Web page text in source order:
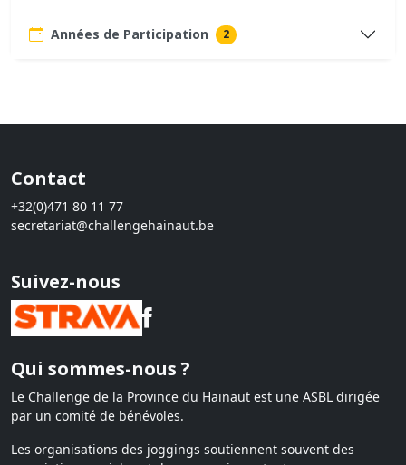
Années de Participation 2
Contact
+32(0)471 80 11 77
secretariat@challengehainaut.be
Suivez-nous
Qui sommes-nous ?
Le Challenge de la Province du Hainaut est une ASBL dirigée
par un comité de bénévoles.
Les organisations des joggings soutiennent souvent des